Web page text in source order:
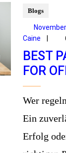
Blogs
Caine
BEST
FOR
Wer regelmäßig Präsentationen hält, weiß:
Ein
Erfolg